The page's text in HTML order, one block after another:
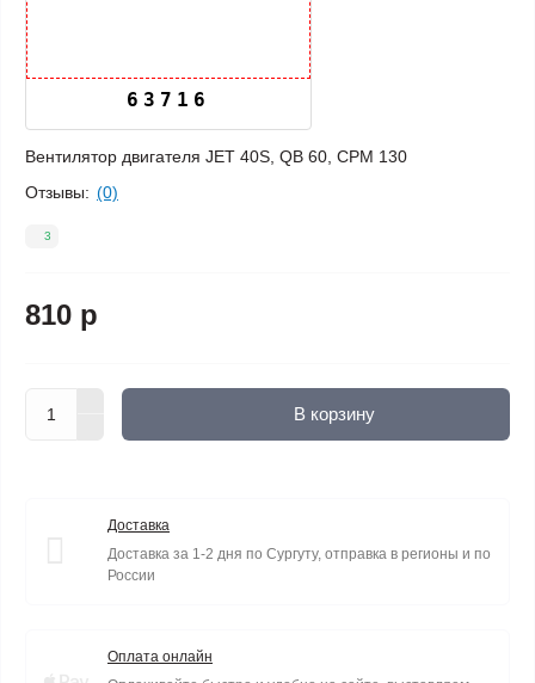
63716
Вентилятор двигателя JET 40S, QB 60, CPM 130
Отзывы: (0)
3
810 р
В корзину
Доставка
Доставка за 1-2 дня по Сургуту, отправка в регионы и по
России
Оплата онлайн